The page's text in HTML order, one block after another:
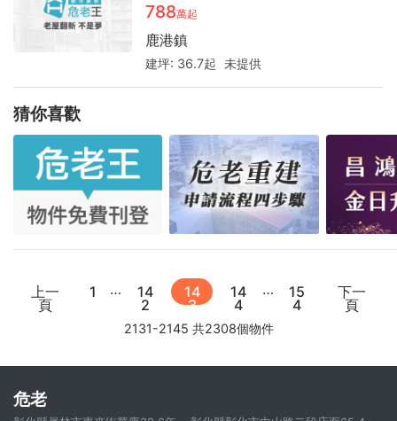
788萬起
鹿港鎮
建坪: 36.7起 未提供
猜你喜歡
上一
頁
1 … 14
2
14
3
14
4
… 15
4
下一
頁
2131-2145 共2308個物件
危老